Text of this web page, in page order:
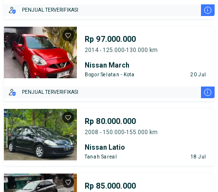
PENJUAL TERVERIFIKASI i
Rp 97.000.000
2014 - 125.000-130.000 km
Nissan March
Bogor Selatan - Kota 20 Jul
PENJUAL TERVERIFIKASI i
Rp 80.000.000
2008 - 150.000-155.000 km
Nissan Latio
Tanah Sareal 18 Jul
Rp 85.000.000